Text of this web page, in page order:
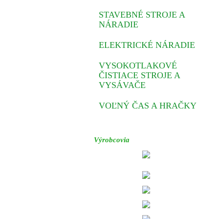
STAVEBNÉ STROJE A
NÁRADIE
ELEKTRICKÉ NÁRADIE
VYSOKOTLAKOVÉ
ČISTIACE STROJE A
VYSÁVAČE
VOĽNÝ ČAS A HRAČKY
Výrobcovia